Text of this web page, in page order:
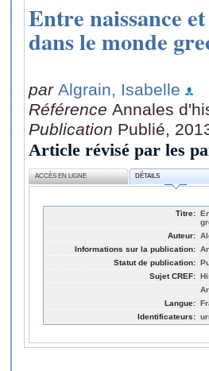
Entre naissance
dans le monde
par Algrain, Isabelle
Référence Annales
Publication Publié,
Article révisé par les
ACCÈS EN LIGNE DÉTAILS
Titre:
Auteur:
Informations sur la publication:
Statut de publication:
Sujet CREF:
Langue:
Identificateurs: